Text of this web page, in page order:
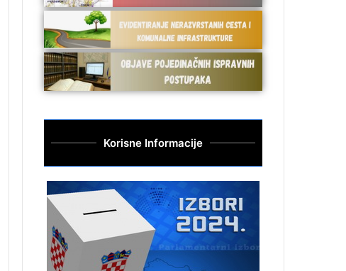
Korisne Informacije